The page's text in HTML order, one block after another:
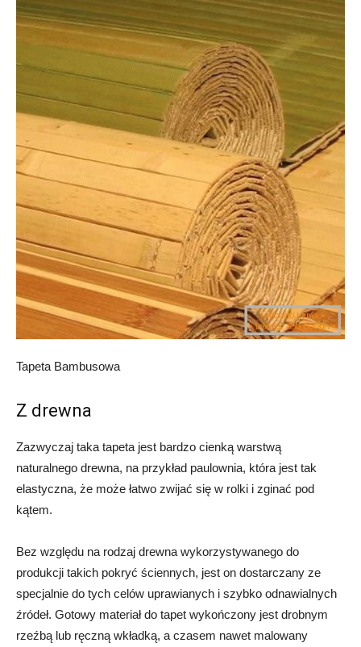
Tapeta Bambusowa
Z drewna
Zazwyczaj taka tapeta jest bardzo cienką warstwą
naturalnego drewna, na przykład paulownia, która jest tak
elastyczna, że ​​może łatwo zwijać się w rolki i zginać pod
kątem.
Bez względu na rodzaj drewna wykorzystywanego do
produkcji takich pokryć ściennych, jest on dostarczany ze
specjalnie do tych celów uprawianych i szybko odnawialnych
źródeł. Gotowy materiał do tapet wykończony jest drobnym
rzeźbą lub ręczną wkładką, a czasem nawet malowany